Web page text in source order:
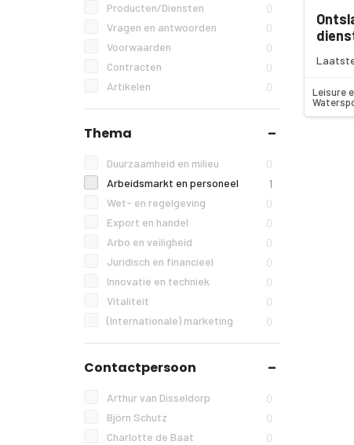
Producten/Diensten 0
Vragen en antwoorden 0
Voorwaarden 0
Contracten 0
Artikelen 0
Thema
Duurzaamheid en milieu 0
Arbeidsmarkt en personeel 1
Wet- en regelgeving 0
Export en handel 0
Arbo en veiligheid 0
Juridisch en financieel 0
Innovatie en techniek 0
Vitaliteit 0
(Internationale) marketing 0
Contactpersoon
Arthur van Disseldorp 0
Björn Schutz 0
Charlotte de Baat 0
Leisure